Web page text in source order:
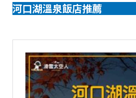
河口湖溫泉飯店推薦